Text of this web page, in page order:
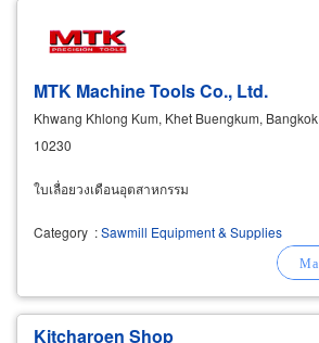
MTK Machine Tools Co., Ltd.
Khwang Khlong Kum, Khet Buengkum, Bangkok
10230
ใบเลื่อยวงเดือนอุตสาหกรรม
Category :Sawmill Equipment & Supplies
Kitcharoen Shop